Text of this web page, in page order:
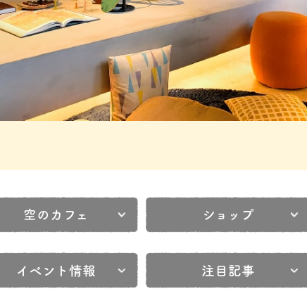
空のカフェ ショップ
イベント情報 注目記事